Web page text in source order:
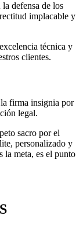
defensa de los
implacable y
técnica y
clientes.
firma insignia por
legal.
sacro por el
personalizado y
la meta, es el punto